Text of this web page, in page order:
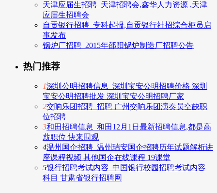
天津应届生招聘_天津招聘会,鑫华人力资源 ,天津
应届生招聘会
自贡银行招聘_专科起报,自贡银行社招综合柜员启
事发布
锅炉厂招聘_2015年邵阳锅炉制造厂招聘公告
热门推荐
1深圳公明招聘信息_深圳宝安公明招聘价格 深圳
宝安公明招聘批发 深圳宝安公明招聘厂家
2交响乐团招聘_招聘 广州交响乐团演奏员空缺职
位招聘
3和田招聘信息_和田12月1日最新招聘信息,都是高
薪职位 快来围观
4温州国企招聘_温州瑞安国企招聘历年试题解析讲
座课程视频 其他国企在线课程 19课堂
5银行招聘考试内容_中国银行校园招聘考试内容
科目 甘肃省银行招聘网